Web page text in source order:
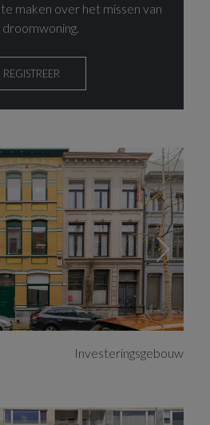
maken over het missen van
droomwoning.
REGISTREER
Investeringsgebouw